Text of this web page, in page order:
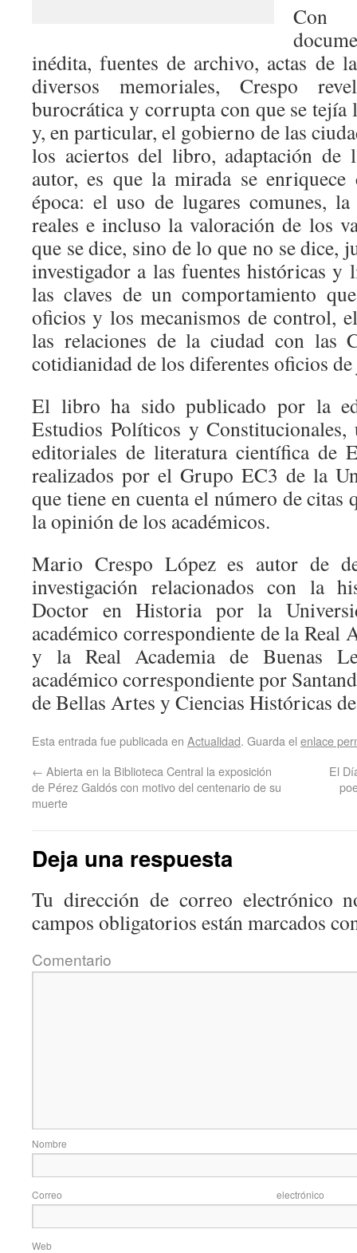
inédita, fuentes de archivo, actas de
diversos memoriales, Crespo
burocrática y corrupta con que se tejía
y, en particular, el gobierno de las
los aciertos del libro, adaptación de
autor, es que la mirada se
época: el uso de lugares comunes,
reales e incluso la valoración de los
que se dice, sino de lo que no se dice,
investigador a las fuentes históricas y
las claves de un comportamiento
oficios y los mecanismos de control,
las relaciones de la ciudad con las
cotidianidad de los diferentes oficios
El libro ha sido publicado por la
Estudios Políticos y
editoriales de literatura científica de
realizados por el Grupo EC3 de la
que tiene en cuenta el número de
la opinión de los académicos.
Mario Crespo López es autor de
investigación relacionados con la
Doctor en Historia por la
académico correspondiente de la Real
y la Real Academia de Buenas
académico correspondiente por
de Bellas Artes y Ciencias Históricas
Esta entrada fue publicada en Actualidad. Guarda el enlace
← Abierta en la Biblioteca Central la exposición
de Pérez Galdós con motivo del centenario de su
muerte
El
Deja una respuesta
Tu dirección de correo electrónico
campos obligatorios están marcados
Correo
Web